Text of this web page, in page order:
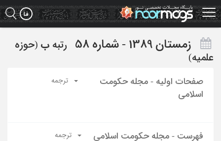
Skip
to
main
زمستان 1389 - شماره 58 رتبه ب (حوزه
علمیه)
صفحات اولیه - مجله حکومت
اسلامی
ترجمه
فهرست - مجله حکومت اسلامی ترجمه